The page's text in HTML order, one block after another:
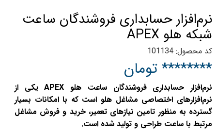
نرم‌افزار حسابداری فروشندگان ساعت
شبکه هلو APEX
کد محصول: 101134
******** تومان
نرم‌افزار حسابداری فروشندگان ساعت هلو APEX یکی از
نرم‌افزارهای اختصاصی مشاغل هلو است که با امکانات بسیار
گسترده به منظور تامین نیازهای تعمیر، خرید و فروش مشاغل
مرتبط با ساعت طراحی و تولید شده است.